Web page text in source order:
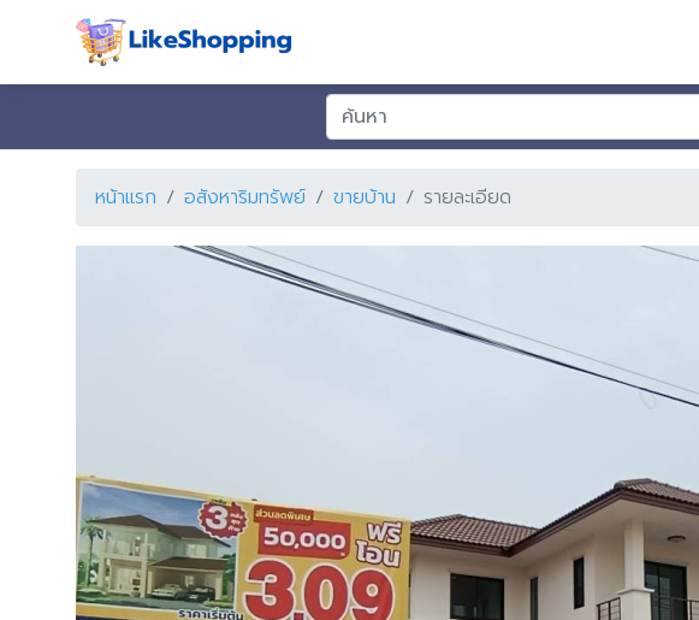
หน้าแรก อสังหาริมทรัพย์ ขายบ้าน รายละเอียด